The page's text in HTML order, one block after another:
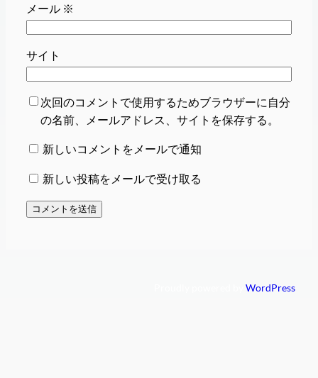
メール ※
サイト
次回のコメントで使用するためブラウザーに自分
の名前、メールアドレス、サイトを保存する。
新しいコメントをメールで通知
新しい投稿をメールで受け取る
WordPress